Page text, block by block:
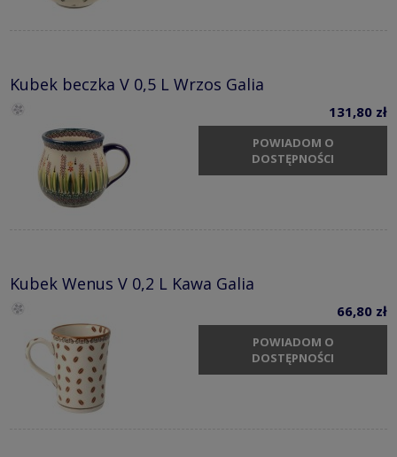
Kubek beczka V 0,5 L Wrzos Galia
131,80 zł
POWIADOM O
DOSTĘPNOŚCI
Kubek Wenus V 0,2 L Kawa Galia
66,80 zł
POWIADOM O
DOSTĘPNOŚCI